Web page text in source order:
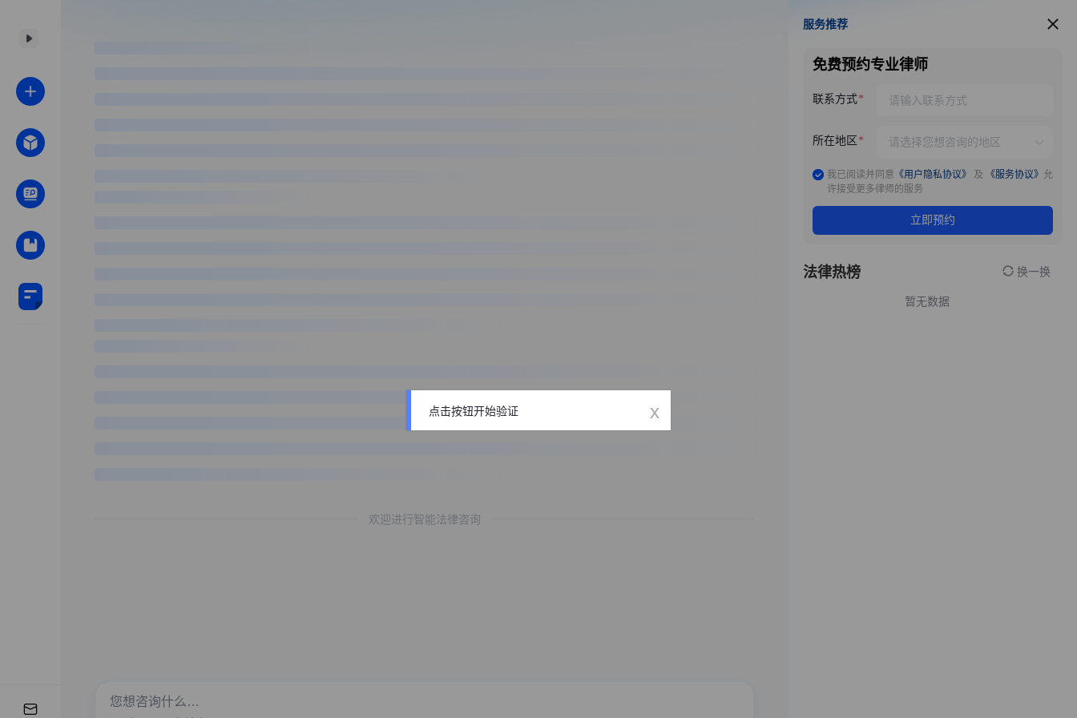
欢迎进行智能法律咨询
服务推荐
服务推荐
免费预约专业律师
联系方式
所在地区
我已阅读并同意 《用户隐私协议》 及 《服务协议》 允
许接受更多律师的服务
立即预约
法律热榜 换一换
暂无数据
点击按钮开始验证 x